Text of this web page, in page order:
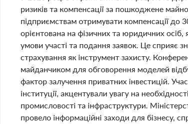
ризиків та компенсації за пошкоджене
підприємствам отримувати компенсації до
орієнтована на фізичних та юридичних
умови участі та подання заявок. Це сприяє
страхування як інструмент захисту.
майданчиком для обговорення моделей
фактор залучення приватних інвестицій.
інституції, акцентували увагу на
промисловості та інфраструктури.
провело інформаційні заходи для бізнесу,